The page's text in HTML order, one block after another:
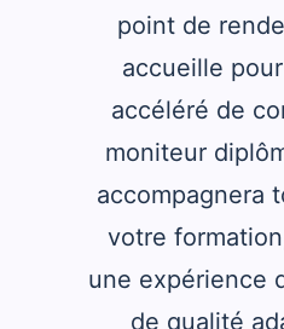
point de
accueille
accéléré de
moniteur
accompagnera
votre
une expérience
de qualité